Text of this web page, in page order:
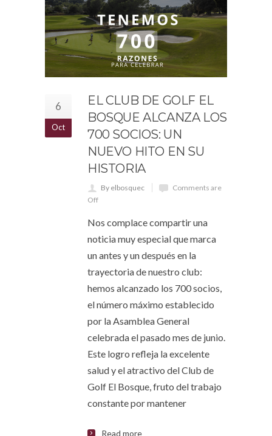
6
Oct
EL CLUB DE GOLF EL
BOSQUE ALCANZA LOS
700 SOCIOS: UN
NUEVO HITO EN SU
HISTORIA
By elbosquec
Comments are
Off
Nos complace compartir una
noticia muy especial que marca
un antes y un después en la
trayectoria de nuestro club:
hemos alcanzado los 700 socios,
el número máximo establecido
por la Asamblea General
celebrada el pasado mes de junio.
Este logro refleja la excelente
salud y el atractivo del Club de
Golf El Bosque, fruto del trabajo
constante por mantener
Read more